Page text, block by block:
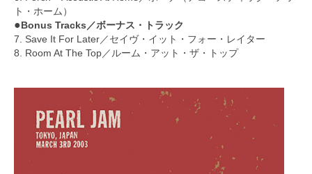
ト・ホーム）
●Bonus Tracks／ボーナス・トラック
7. Save It For Later／セイヴ・イット・フォー・レイター
8. Room At The Top／ルーム・アット・ザ・トップ